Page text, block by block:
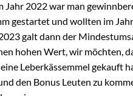
2022 war man
und wollten im
galt dann der
hohen Wert, wir möchten,
Leberkässemmel
den Bonus Leuten zu